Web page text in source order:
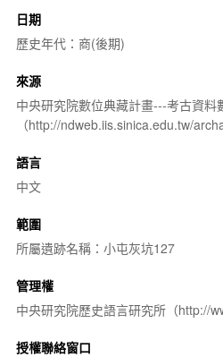
日期
歷史年代：商(後期)
來源
中央研究院數位典藏計畫---考古資料
（http://ndweb.iis.sinica.edu.tw/
語言
中文
範圍
所屬遺跡名稱：小屯灰坑127
管理權
中央研究院歷史語言研究所（http://
授權聯絡窗口